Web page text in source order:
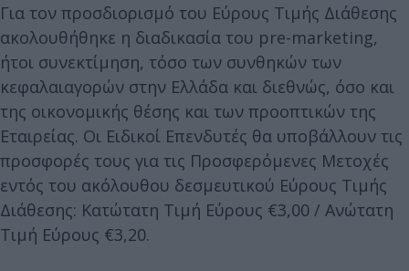
Για τον προσδιορισμό του Εύρους Τιμής Διάθεσης
ακολουθήθηκε η διαδικασία του pre-marketing,
ήτοι συνεκτίμηση, τόσο των συνθηκών των
κεφαλαιαγορών στην Ελλάδα και διεθνώς, όσο και
της οικονομικής θέσης και των προοπτικών της
Εταιρείας. Οι Ειδικοί Επενδυτές θα υποβάλλουν τις
προσφορές τους για τις Προσφερόμενες Μετοχές
εντός του ακόλουθου δεσμευτικού Εύρους Τιμής
Διάθεσης: Κατώτατη Τιμή Εύρους €3,00 / Ανώτατη
Τιμή Εύρους €3,20.